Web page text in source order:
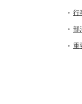
行
部
重